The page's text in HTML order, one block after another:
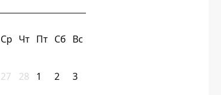
Ср Чт Пт Сб Вс
27 28 1 2 3